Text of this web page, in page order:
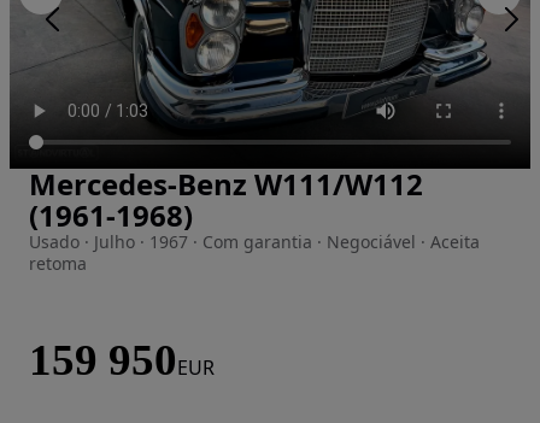
Imagem 1 de 62
Mercedes-Benz W111/W112
(1961-1968)
Usado · Julho · 1967 · Com garantia · Negociável · Aceita
retoma
159 950EUR